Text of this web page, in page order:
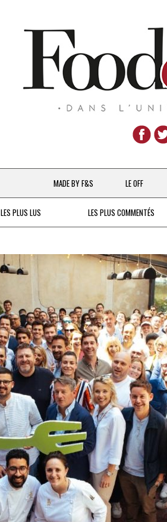
MADE BY F&S
CHEFS & ACTUALITÉS
À LA PETITE CUILLÈRE
DESTIN DE FEMME
V…DE VOYAGE
LE OFF
LES PLUS LUS LES PLUS COMMENTÉS